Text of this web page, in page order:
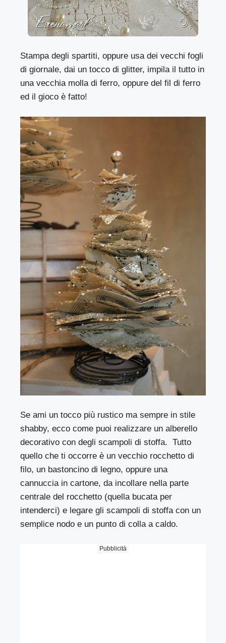
Stampa degli spartiti, oppure usa dei vecchi fogli
di giornale, dai un tocco di glitter, impila il tutto in
una vecchia molla di ferro, oppure del fil di ferro
ed il gioco è fatto!
Se ami un tocco più rustico ma sempre in stile
shabby, ecco come puoi realizzare un alberello
decorativo con degli scampoli di stoffa. Tutto
quello che ti occorre è un vecchio rocchetto di
filo, un bastoncino di legno, oppure una
cannuccia in cartone, da incollare nella parte
centrale del rocchetto (quella bucata per
intenderci) e legare gli scampoli di stoffa con un
semplice nodo e un punto di colla a caldo.
Pubblicità